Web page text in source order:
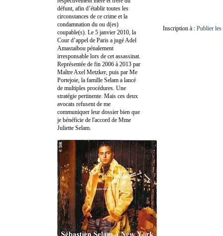
Inscription à : Publier
défunt, afin d’établir toutes les
circonstances de ce crime et la
condamnation du ou d(es)
coupable(s). Le 5 janvier 2010, la
Cour d’appel de Paris a jugé Adel
Amastaibou pénalement
irresponsable lors de cet assassinat.
Représentée de fin 2006 à 2013 par
Maître Axel Metzker, puis par Me
Portejoie, la famille Selam a lancé
de multiples procédures. Une
stratégie pertinente. Mais ces deux
avocats refusent de me
communiquer leur dossier bien que
je bénéficie de l'accord de Mme
Juliette Selam.